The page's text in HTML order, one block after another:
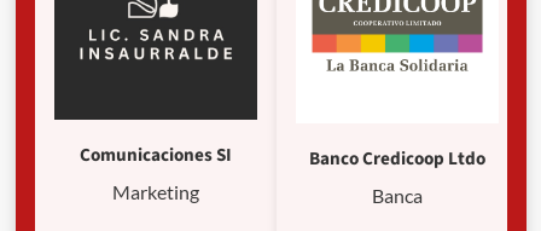
Comunicaciones SI
Marketing
Banco Credicoop Ltdo
Banca